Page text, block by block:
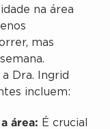
na área
mas
Dra. Ingrid
incluem:
área: É crucial